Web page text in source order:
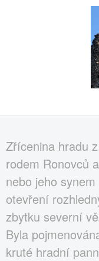
Zřícenina hradu
rodem Ronovců
nebo jeho
otevření
zbytku severní
Byla
kruté hradní